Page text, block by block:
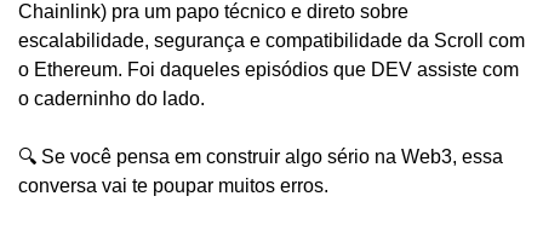
Chainlink) pra um papo técnico e direto sobre
escalabilidade, segurança e compatibilidade da Scroll com
o Ethereum. Foi daqueles episódios que DEV assiste com
o caderninho do lado.
🔍 Se você pensa em construir algo sério na Web3, essa
conversa vai te poupar muitos erros.